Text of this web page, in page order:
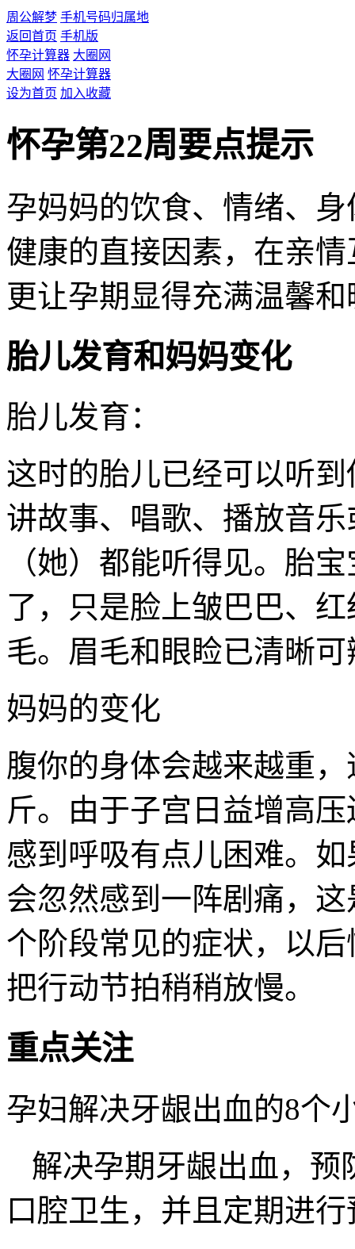
周公解梦 手机号码归属地
返回首页 手机版
怀孕计算器 大圈网
大圈网 怀孕计算器
设为首页 加入收藏
怀孕第22周要点提示
孕妈妈的饮食、情绪、
健康的直接因素，在亲
更让孕期显得充满温馨和
胎儿发育和妈妈变化
胎儿发育：
这时的胎儿已经可以听
讲故事、唱歌、播放音
（她）都能听得见。胎
了，只是脸上皱巴巴、
毛。眉毛和眼睑已清晰
妈妈的变化
腹你的身体会越来越重
斤。由于子宫日益增高
感到呼吸有点儿困难。
会忽然感到一阵剧痛，
个阶段常见的症状，以
把行动节拍稍稍放慢。
重点关注
孕妇解决牙龈出血的8个
解决孕期牙龈出血，预
口腔卫生，并且定期进